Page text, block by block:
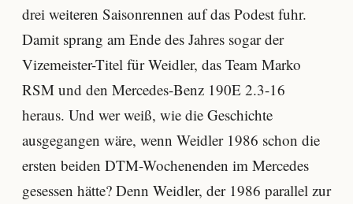
drei weiteren Saisonrennen auf das Podest fuhr.
Damit sprang am Ende des Jahres sogar der
Vizemeister-Titel für Weidler, das Team Marko
RSM und den Mercedes-Benz 190E 2.3-16
heraus. Und wer weiß, wie die Geschichte
ausgegangen wäre, wenn Weidler 1986 schon die
ersten beiden DTM-Wochenenden im Mercedes
gesessen hätte? Denn Weidler, der 1986 parallel zur